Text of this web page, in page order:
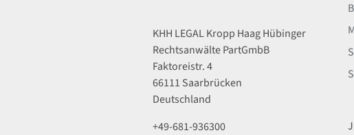
KHH LEGAL Kropp Haag Hübinger
Rechtsanwälte PartGmbB
Faktoreistr. 4
66111 Saarbrücken
Deutschland
+49-681-936300